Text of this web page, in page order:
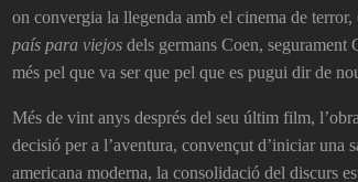
on convergia la llegenda amb el cinema de
país para viejos dels germans Coen, segurament
més pel que va ser que pel que es pugui dir de
Més de vint anys després del seu últim film,
decisió per a l’aventura, convençut d’iniciar una
americana moderna, la consolidació del discurs